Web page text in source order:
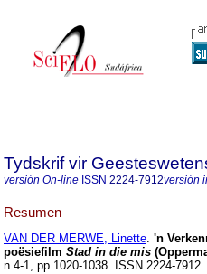
Tydskrif vir
versión On-line ISSN 2224-7912versión
Resumen
VAN DER MERWE, Linette. 'n
poësiefilm Stad in die mis
n.4-1, pp.1020-1038. ISSN 2224-7912.